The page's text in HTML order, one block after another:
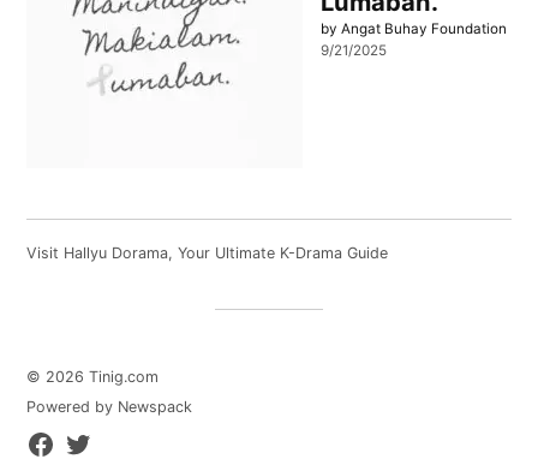
by Angat Buhay Foundation
9/21/2025
Visit Hallyu Dorama, Your Ultimate K-Drama Guide
© 2026 Tinig.com
Powered by Newspack
Facebook
Twitter